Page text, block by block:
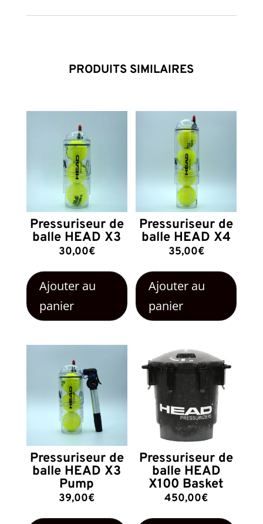
PRODUITS SIMILAIRES
Pressuriseur de
balle HEAD X3
30,00€
Ajouter au
panier
Pressuriseur de
balle HEAD X4
35,00€
Ajouter au
panier
Pressuriseur de
balle HEAD X3
Pump
39,00€
Pressuriseur de
balle HEAD
X100 Basket
450,00€